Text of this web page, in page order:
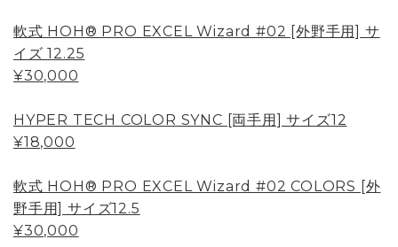
軟式 HOH® PRO EXCEL Wizard #02 [外野手用] サ
イズ 12.25
¥30,000
HYPER TECH COLOR SYNC [両手用] サイズ12
¥18,000
軟式 HOH® PRO EXCEL Wizard #02 COLORS [外
野手用] サイズ12.5
¥30,000